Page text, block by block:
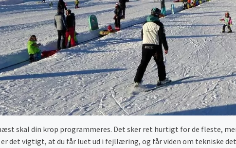
skal din krop programmeres. Det sker ret hurtigt for de fleste,
er det vigtigt, at du får luet ud i fejllæring, og får viden om tekniske